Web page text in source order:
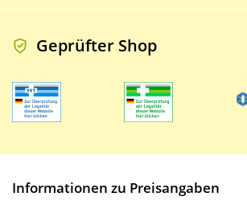
Geprüfter Shop
Informationen zu Preisangaben